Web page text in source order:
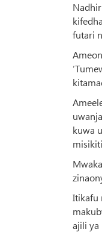
futari
kuwa
Itikafu
ajili ya